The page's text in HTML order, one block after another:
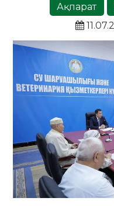
Ақпарат